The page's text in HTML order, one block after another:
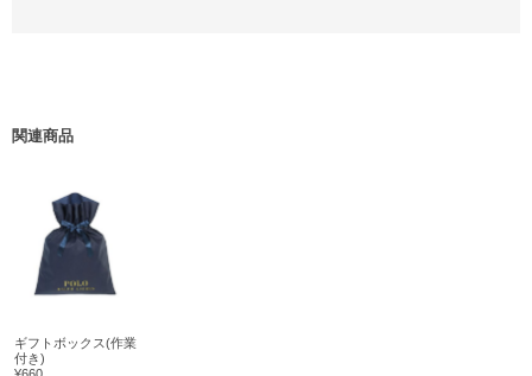
関連商品
ギフトボックス(作業
付き)